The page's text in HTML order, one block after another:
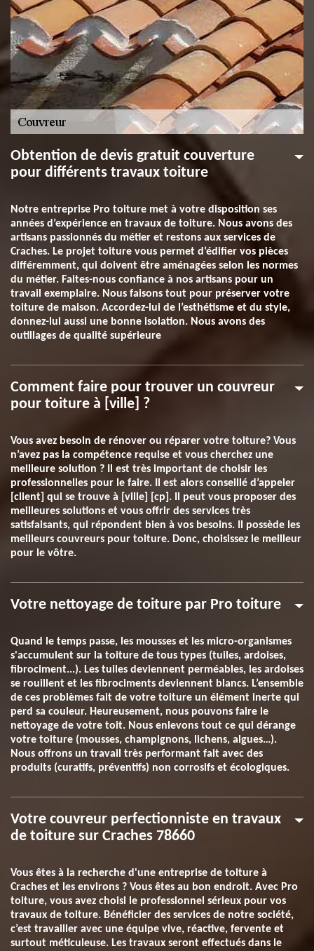
Obtention de devis gratuit couverture
pour différents travaux toiture
Notre entreprise Pro toiture met à votre disposition ses
années d’expérience en travaux de toiture. Nous avons des
artisans passionnés du métier et restons aux services de
Craches. Le projet toiture vous permet d’édifier vos pièces
différemment, qui doivent être aménagées selon les normes
du métier. Faites-nous confiance à nos artisans pour un
travail exemplaire. Nous faisons tout pour préserver votre
toiture de maison. Accordez-lui de l’esthétisme et du style,
donnez-lui aussi une bonne isolation. Nous avons des
outillages de qualité supérieure
Comment faire pour trouver un couvreur
pour toiture à [ville] ?
Vous avez besoin de rénover ou réparer votre toiture? Vous
n’avez pas la compétence requise et vous cherchez une
meilleure solution ? Il est très important de choisir les
professionnelles pour le faire. Il est alors conseillé d’appeler
[client] qui se trouve à [ville] [cp]. Il peut vous proposer des
meilleures solutions et vous offrir des services très
satisfaisants, qui répondent bien à vos besoins. Il possède les
meilleurs couvreurs pour toiture. Donc, choisissez le meilleur
pour le vôtre.
Votre nettoyage de toiture par Pro toiture
Quand le temps passe, les mousses et les micro-organismes
s'accumulent sur la toiture de tous types (tuiles, ardoises,
fibrociment...). Les tuiles deviennent perméables, les ardoises
se rouillent et les fibrociments deviennent blancs. L’ensemble
de ces problèmes fait de votre toiture un élément inerte qui
perd sa couleur. Heureusement, nous pouvons faire le
nettoyage de votre toit. Nous enlevons tout ce qui dérange
votre toiture (mousses, champignons, lichens, algues…).
Nous offrons un travail très performant fait avec des
produits (curatifs, préventifs) non corrosifs et écologiques.
Votre couvreur perfectionniste en travaux
de toiture sur Craches 78660
Vous êtes à la recherche d'une entreprise de toiture à
Craches et les environs ? Vous êtes au bon endroit. Avec Pro
toiture, vous avez choisi le professionnel sérieux pour vos
travaux de toiture. Bénéficier des services de notre société,
c’est travailler avec une équipe vive, réactive, fervente et
surtout méticuleuse. Les travaux seront effectués dans le